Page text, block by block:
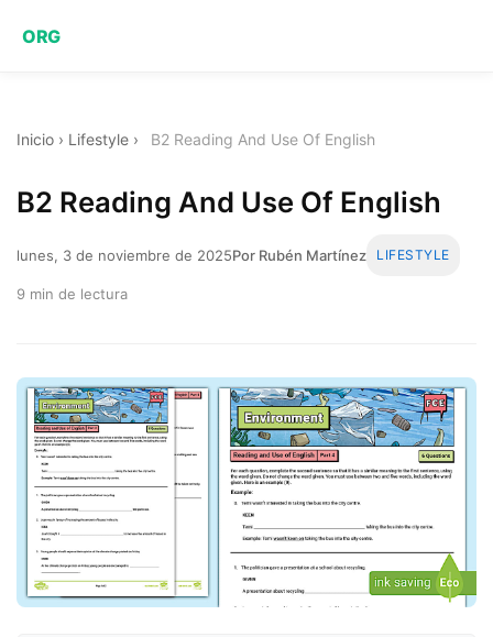
ORG
Inicio › Lifestyle › B2 Reading And Use Of English
B2 Reading And Use Of English
lunes, 3 de noviembre de 2025Por Rubén Martínez LIFESTYLE
9 min de lectura